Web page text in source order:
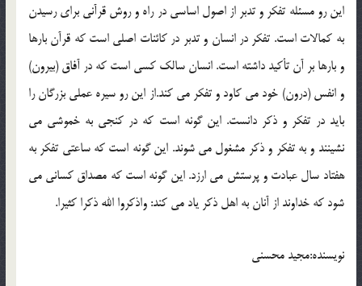
اين رو مسئله تفكر و تدبر از اصول اساسي در راه و روش قرآني براي رسيدن
به كمالات است. تفكر در انسان و تدبر در كائنات اصلي است كه قرآن بارها
و بارها بر آن تأكيد داشته است. انسان سالك كسي است كه در آفاق (بيرون)
و انفس (درون) خود مي كاود و تفكر مي كند.از اين رو سيره عملي بزرگان را
بايد در تفكر و ذكر دانست. اين گونه است كه در كنجي به خموشي مي
نشينند و به تفكر و ذكر مشغول مي شوند. اين گونه است كه ساعتي تفكر به
هفتاد سال عبادت و پرستش مي ارزد. اين گونه است كه مصداق كساني مي
شود كه خداوند از آنان به اهل ذكر ياد مي كند: واذكروا الله ذكرا كثيرا.
نویسنده:مجيد محسني